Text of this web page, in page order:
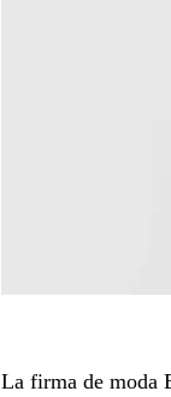
La firma de moda